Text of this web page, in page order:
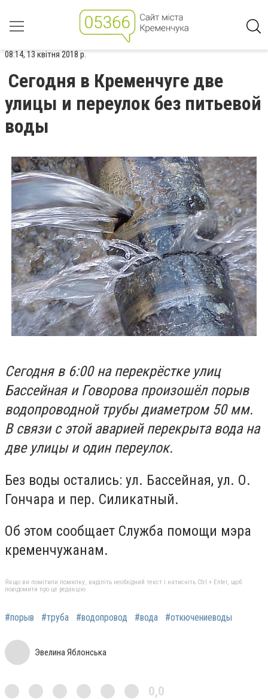
08:14, 13 квітня 2018 р.
Сегодня в Кременчуге две
улицы и переулок без питьевой
воды
Сегодня в 6:00 на перекрёстке улиц
Бассейная и Говорова произошёл порыв
водопроводной трубы диаметром 50 мм.
В связи с этой аварией перекрыта вода на
две улицы и один переулок.
Без воды остались: ул. Бассейная, ул. О.
Гончара и пер. Силикатный.
Об этом сообщает Служба помощи мэра
кременчужанам.
Якщо ви помітили помилку, виділіть необхідний текст і натисніть Ctrl + Enter, щоб
повідомити про це редакцію
#порыв #труба #водопровод #вода #откючениеводы
Эвелина Яблонська
0,0